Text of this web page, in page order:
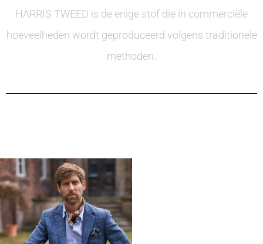
HARRIS TWEED is de enige stof die in commerciële
hoeveelheden wordt geproduceerd volgens traditionele
methoden.